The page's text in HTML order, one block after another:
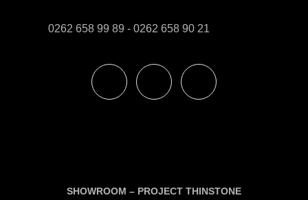
0262 658 99 89 - 0262 658 90 21
SHOWROOM – PROJECT THINSTONE